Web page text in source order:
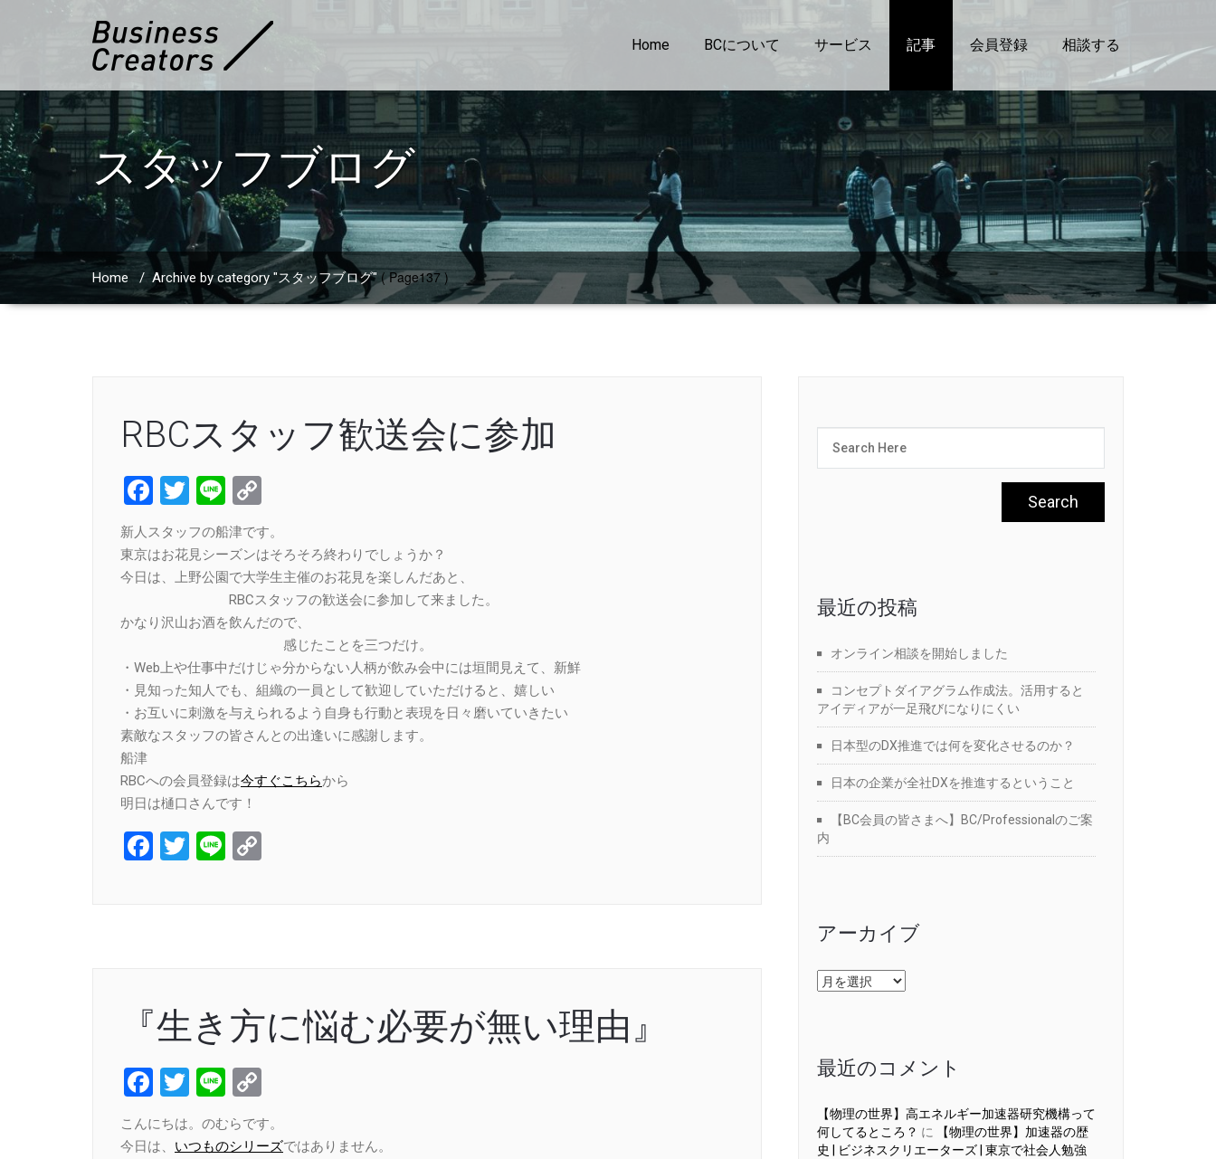
Home BCについて サービス 記事 会員登録 相談する
スタッフブログ
Home / Archive by category "スタッフブログ" ( Page137 )
RBCスタッフ歓送会に参加
Facebook
Twitter
Line
Link
新人スタッフの船津です。
東京はお花見シーズンはそろそろ終わりでしょうか？
今日は、上野公園で大学生主催のお花見を楽しんだあと、
RBCスタッフの歓送会に参加して来ました。
かなり沢山お酒を飲んだので、
感じたことを三つだけ。
・Web上や仕事中だけじゃ分からない人柄が飲み会中には垣間見えて、新鮮
・見知った知人でも、組織の一員として歓迎していただけると、嬉しい
・お互いに刺激を与えられるよう自身も行動と表現を日々磨いていきたい
素敵なスタッフの皆さんとの出逢いに感謝します。
船津
RBCへの会員登録は今すぐこちらから
明日は樋口さんです！
Facebook
Twitter
Line
『生き方に悩む必要が無い理由』
Facebook
Twitter
Line
Link
こんにちは。のむらです。
今日は、 いつものシリーズではありません。
最近の投稿
オンライン相談を開始しました
コンセプトダイアグラム作成法。活用すると
アイディアが一足飛びになりにくい
日本型のDX推進では何を変化させるのか？
日本の企業が全社DXを推進するということ
【BC会員の皆さまへ】BC/Professionalのご案
内
アーカイブ
ア
ー
最近のコメント
【物理の世界】高エネルギー加速器研究機構って
何してるところ？ に
【物理の世界】加速器の歴
史 | ビジネスクリエーターズ | 東京で社会人勉強